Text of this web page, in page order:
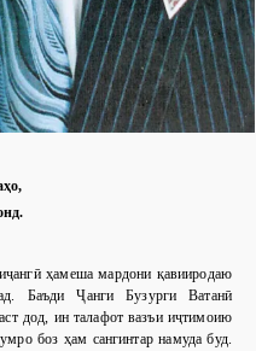
ҳамеша мардони қавииродаю
Баъди Ҷанги Бузурги Ватанӣ
дод, ин талафот вазъи иҷтимоию
боз ҳам сангинтар намуда буд.